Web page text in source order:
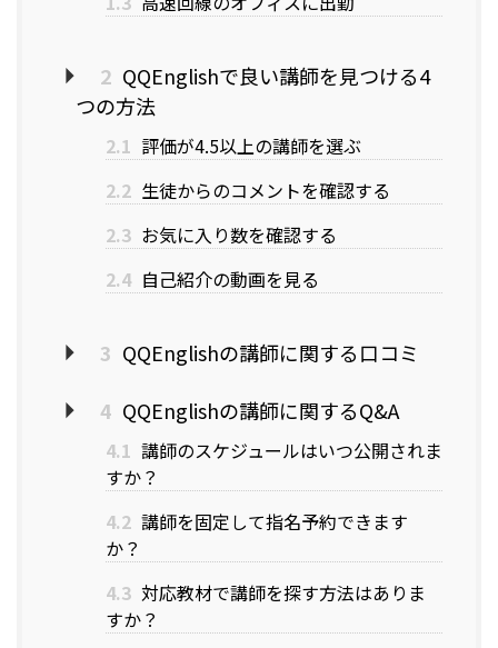
2 QQEnglishで良い講師を見つける4
つの方法
2.1 評価が4.5以上の講師を選ぶ
2.2 生徒からのコメントを確認する
2.3 お気に入り数を確認する
2.4 自己紹介の動画を見る
3 QQEnglishの講師に関する口コミ
4 QQEnglishの講師に関するQ&A
4.1 講師のスケジュールはいつ公開されま
すか？
4.2 講師を固定して指名予約できます
か？
4.3 対応教材で講師を探す方法はありま
すか？